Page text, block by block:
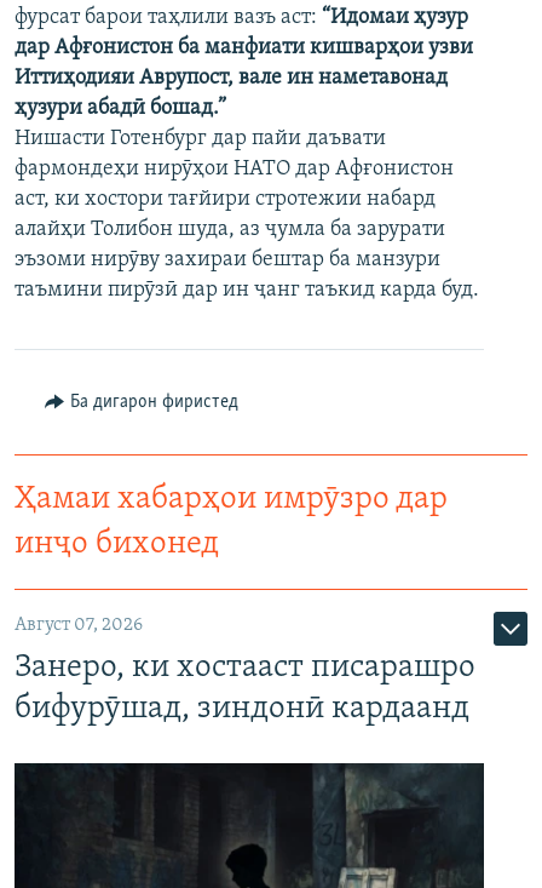
ГУЗОРИШҲОИ РАДИОӢ
Русский
ПАЙГИРӢ КУНЕД
Ҳамаи сомонаҳои RFE/RL
фурсат барои таҳлили вазъ аст: “Идомаи ҳузур
дар Афғонистон ба манфиати кишварҳои узви
Иттиҳодияи Аврупост, вале ин наметавонад
ҳузури абадӣ бошад.”
Нишасти Готенбург дар пайи даъвати
фармондеҳи нирӯҳои НАТО дар Афғонистон
аст, ки хостори тағйири стротежии набард
алайҳи Толибон шуда, аз ҷумла ба зарурати
эъзоми нирӯву захираи бештар ба манзури
таъмини пирӯзӣ дар ин ҷанг таъкид карда буд.
Ба дигарон фиристед
Ҳамаи хабарҳои имрӯзро дар
инҷо бихонед
Август 07, 2026
Занеро, ки хостааст писарашро
бифурӯшад, зиндонӣ кардаанд